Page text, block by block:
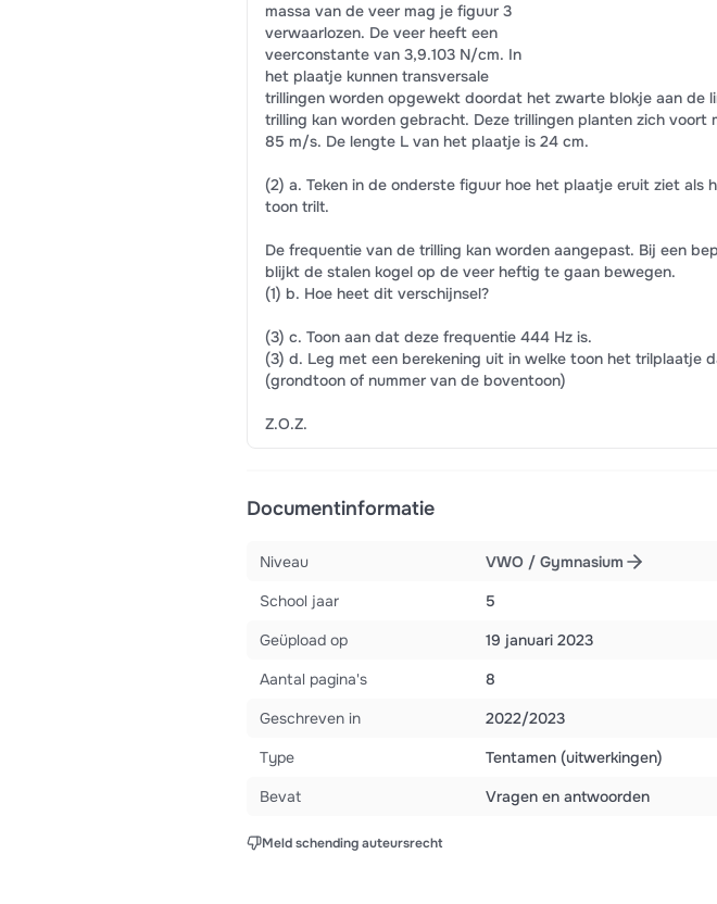
massa van de veer mag je figuur 3
verwaarlozen. De veer heeft een
veerconstante van 3,9.103 N/cm. In
het plaatje kunnen transversale
trillingen worden opgewekt doordat het zwarte blokje aan de
trilling kan worden gebracht. Deze trillingen planten zich voort
85 m/s. De lengte L van het plaatje is 24 cm.
(2) a. Teken in de onderste figuur hoe het plaatje eruit ziet als
toon trilt.
De frequentie van de trilling kan worden aangepast. Bij een
blijkt de stalen kogel op de veer heftig te gaan bewegen.
(1) b. Hoe heet dit verschijnsel?
(3) c. Toon aan dat deze frequentie 444 Hz is.
(3) d. Leg met een berekening uit in welke toon het trilplaatje
(grondtoon of nummer van de boventoon)
Z.O.Z.
Documentinformatie
Niveau
VWO / Gymnasium
School jaar
5
Geüpload op
19 januari 2023
Aantal pagina's
8
Geschreven in
2022/2023
Type
Tentamen (uitwerkingen)
Bevat
Vragen en antwoorden
Meld schending auteursrecht